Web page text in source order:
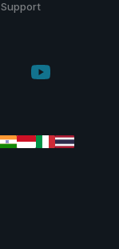
Support